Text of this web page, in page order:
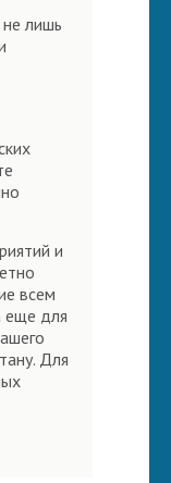
лишь
и
всем
еще для
Для